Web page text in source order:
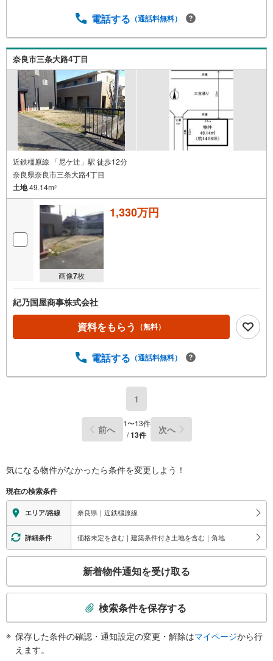
電話する （通話料無料）
奈良市三条大路4丁目
近鉄橿原線 「尼ケ辻」駅 徒歩12分
奈良県奈良市三条大路4丁目
土地49.14m2
画像7枚
1,330万円
紀乃国屋商事株式会社
資料をもらう （無料）
電話する （通話料無料）
1
前へ 1〜13件
/13件 次へ
気になる物件がなかったら条件を変更しよう！
現在の検索条件
エリア/路線 奈良県｜近鉄橿原線
詳細条件 価格未定を含む｜建築条件付き土地を含む｜角地
検
新着物件通知を受け取る
検索条件を保存する
保存した条件の確認・通知設定の変更・解除はマイページから行
えます。